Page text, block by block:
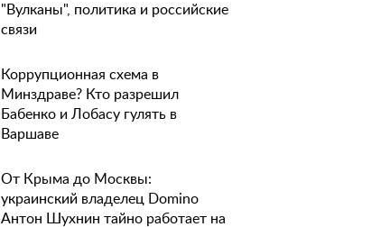
"Вулканы", политика и российские
связи
Коррупционная схема в
Минздраве? Кто разрешил
Бабенко и Лобасу гулять в
Варшаве
От Крыма до Москвы:
украинский владелец Domino
Антон Шухнин тайно работает на